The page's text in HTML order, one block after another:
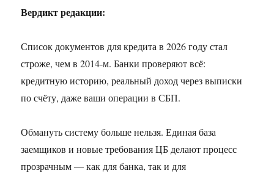
Вердикт редакции:
Список документов для кредита в 2026 году стал
строже, чем в 2014-м. Банки проверяют всё:
кредитную историю, реальный доход через выписки
по счёту, даже ваши операции в СБП.
Обмануть систему больше нельзя. Единая база
заемщиков и новые требования ЦБ делают процесс
прозрачным — как для банка, так и для